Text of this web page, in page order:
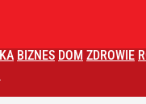
BIZNES DOM ZDROWIE